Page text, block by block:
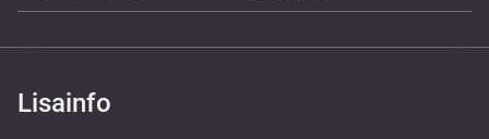
Lisainfo